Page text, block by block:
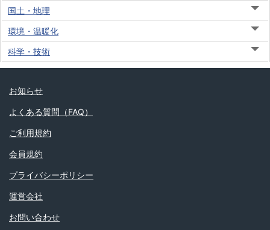
国土・地理
環境・温暖化
科学・技術
お知らせ
よくある質問（FAQ）
ご利用規約
会員規約
プライバシーポリシー
運営会社
お問い合わせ